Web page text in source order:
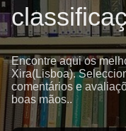
Encontre aqui os
Xira(Lisboa).
comentários e
boas mãos..